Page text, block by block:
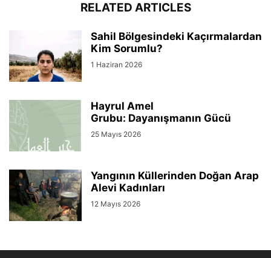
RELATED ARTICLES
Sahil Bölgesindeki Kaçırmalardan
Kim Sorumlu?
1 Haziran 2026
Hayrul Amel
Grubu: Dayanışmanın Gücü
25 Mayıs 2026
Yangının Küllerinden Doğan Arap
Alevi Kadınları
12 Mayıs 2026